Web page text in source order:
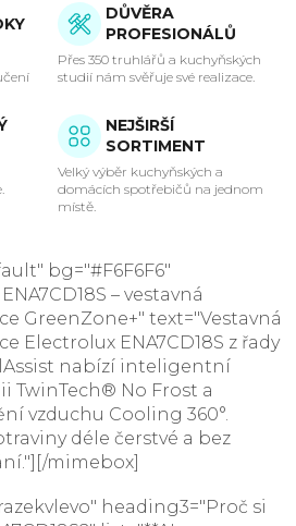
DŮVĚRA
PROFESIONÁLŮ
Přes 350 truhlářů a kuchyňských
studií nám svěřuje své realizace.
NEJŠIRŠÍ
SORTIMENT
Velký výběr kuchyňských a
domácích spotřebičů na jednom
místě.
bg="#F6F6F6"
– vestavná
GreenZone+" text="Vestavná
Electrolux ENA7CD18S z řady
nabízí inteligentní
TwinTech® No Frost a
vzduchu Cooling 360°.
déle čerstvé a bez
mimebox]
heading3="Proč si